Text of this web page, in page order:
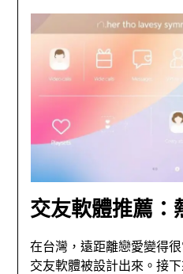
交友軟體推薦：
在台灣，遠距離戀愛變得
交友軟體被設計出來。接